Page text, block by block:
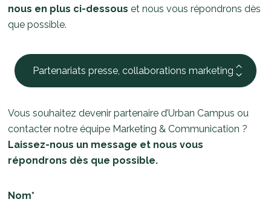
nous en plus ci-dessous et nous vous répondrons dès
que possible.
Partenariats presse, collaborations marketing
Vous souhaitez devenir partenaire d’Urban Campus ou
contacter notre équipe Marketing & Communication ?
Laissez-nous un message et nous vous
répondrons dès que possible.
Nom*